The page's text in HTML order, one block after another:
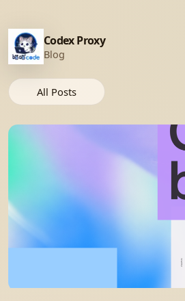
Codex Proxy
Blog
All Posts